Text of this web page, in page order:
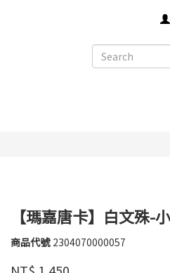
【瑪嘉唐卡】白文殊-
商品代號 2304070000057
2304070000057
品牌